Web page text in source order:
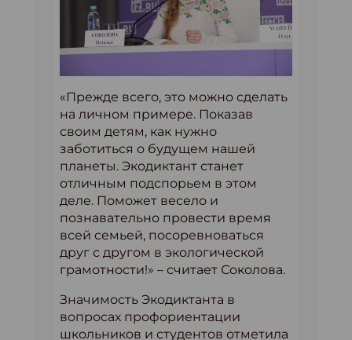
«Прежде всего, это можно сделать
на личном примере. Показав
своим детям, как нужно
заботиться о будущем нашей
планеты. Экодиктант станет
отличным подспорьем в этом
деле. Поможет весело и
познавательно провести время
всей семьей, посоревноваться
друг с другом в экологической
грамотности!» – считает Соколова.
Значимость Экодиктанта в
вопросах профориентации
школьников и студентов отметила